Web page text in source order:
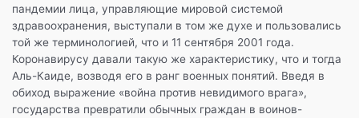
пандемии лица, управляющие мировой системой
здравоохранения, выступали в том же духе и пользовались
той же терминологией, что и 11 сентября 2001 года.
Коронавирусу давали такую же характеристику, что и тогда
Аль-Каиде, возводя его в ранг военных понятий. Введя в
обиход выражение «война против невидимого врага»,
государства превратили обычных граждан в воинов-